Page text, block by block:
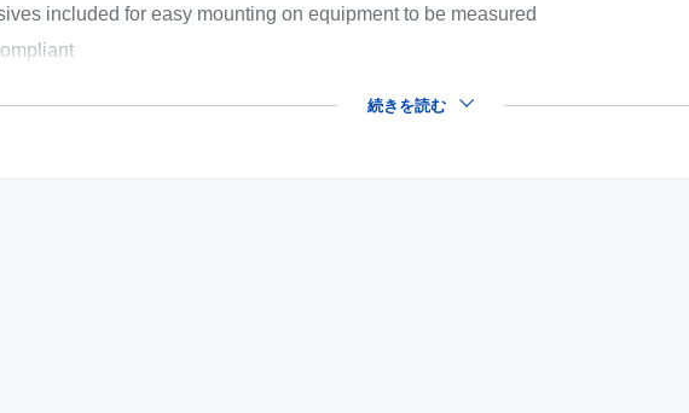
included for easy mounting on equipment to be measured
続きを読む